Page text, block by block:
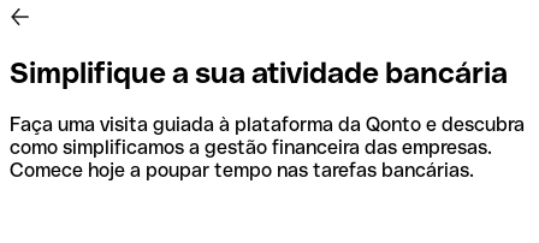
Simplifique a sua atividade bancária
Faça uma visita guiada à plataforma da Qonto e descubra
como simplificamos a gestão financeira das empresas.
Comece hoje a poupar tempo nas tarefas bancárias.